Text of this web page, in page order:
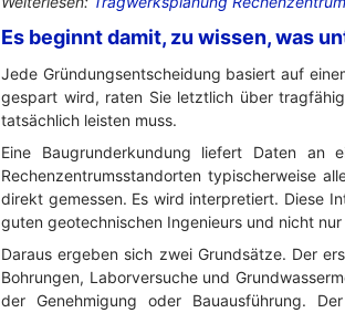
Es beginnt damit, zu wissen, was
Jede Gründungsentscheidung basiert auf
gespart wird, raten Sie letztlich über
tatsächlich leisten muss.
Eine Baugrunderkundung liefert Daten an
Rechenzentrumsstandorten typischerweise
direkt gemessen. Es wird interpretiert. Diese
guten geotechnischen Ingenieurs und nicht
Daraus ergeben sich zwei Grundsätze. Der
Bohrungen, Laborversuche und
der Genehmigung oder Bauausführung.